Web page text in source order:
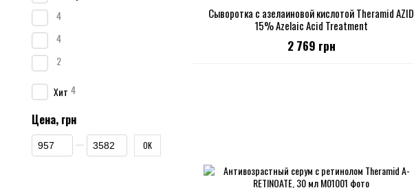
Сыворотка с азелаиновой кислотой Theramid AZID
15% Azelaic Acid Treatment
2 769 грн
4
4
2
Хит 4
Цена, грн
От Цена, грн
До Цена, грн OK